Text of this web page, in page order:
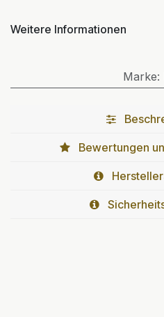
Weitere Informationen
Marke:
Bewertungen